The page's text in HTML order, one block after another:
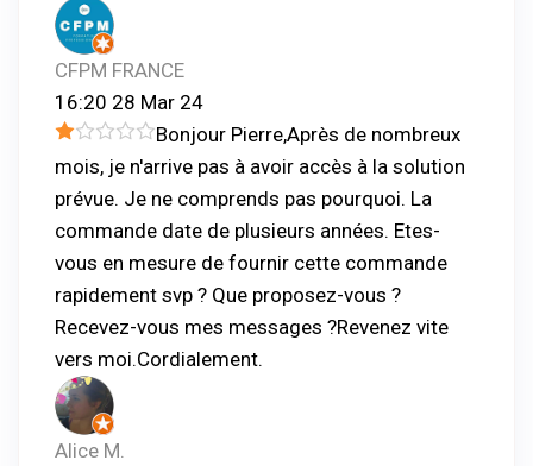
CFPM FRANCE
16:20 28 Mar 24
Bonjour Pierre,Après de nombreux
mois, je n'arrive pas à avoir accès à la solution
prévue. Je ne comprends pas pourquoi. La
commande date de plusieurs années. Etes-
vous en mesure de fournir cette commande
rapidement svp ? Que proposez-vous ?
Recevez-vous mes messages ?Revenez vite
vers moi.Cordialement.
Alice M.